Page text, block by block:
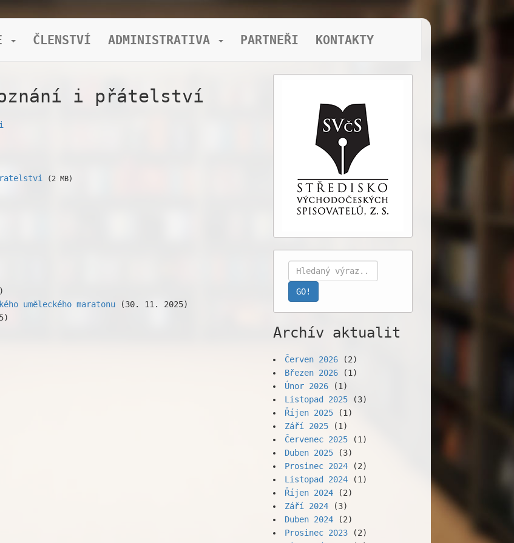
ČLENSTVÍ ADMINISTRATIVA PARTNEŘI KONTAKTY
i přátelství
(2 MB)
uměleckého maratonu (30. 11. 2025)
Archív aktualit
Červen 2026 (2)
Březen 2026 (1)
Únor 2026 (1)
Listopad 2025 (3)
Říjen 2025 (1)
Září 2025 (1)
Červenec 2025 (1)
Duben 2025 (3)
Prosinec 2024 (2)
Listopad 2024 (1)
Říjen 2024 (2)
Září 2024 (3)
Duben 2024 (2)
Prosinec 2023 (2)